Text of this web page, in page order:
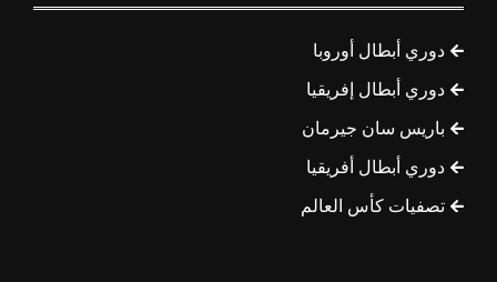
دوري أبطال أوروبا
دوري أبطال إفريقيا
باريس سان جيرمان
دوري أبطال أفريقيا
تصفيات كأس العالم